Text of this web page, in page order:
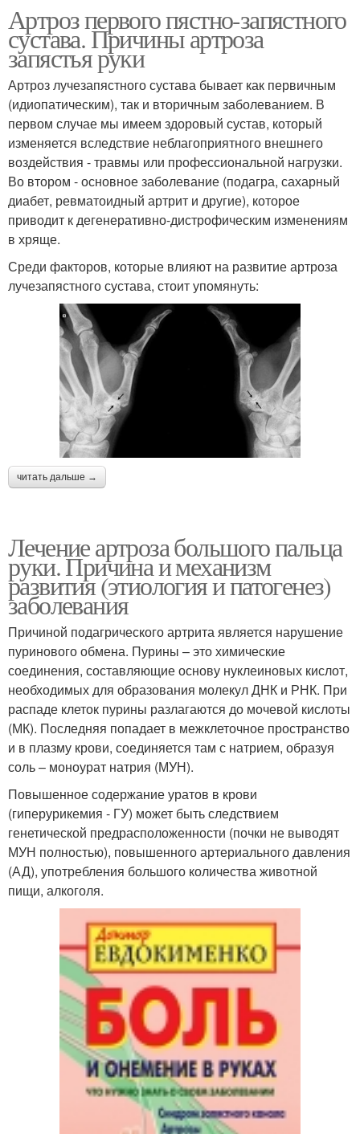
Артроз первого пястно-запястного
сустава. Причины артроза
запястья руки
Артроз лучезапястного сустава бывает как первичным
(идиопатическим), так и вторичным заболеванием. В
первом случае мы имеем здоровый сустав, который
изменяется вследствие неблагоприятного внешнего
воздействия - травмы или профессиональной нагрузки.
Во втором - основное заболевание (подагра, сахарный
диабет, ревматоидный артрит и другие), которое
приводит к дегенеративно-дистрофическим изменениям
в хряще.
Среди факторов, которые влияют на развитие артроза
лучезапястного сустава, стоит упомянуть:
читать дальше →
Лечение артроза большого пальца
руки. Причина и механизм
развития (этиология и патогенез)
заболевания
Причиной подагрического артрита является нарушение
пуринового обмена. Пурины – это химические
соединения, составляющие основу нуклеиновых кислот,
необходимых для образования молекул ДНК и РНК. При
распаде клеток пурины разлагаются до мочевой кислоты
(МК). Последняя попадает в межклеточное пространство
и в плазму крови, соединяется там с натрием, образуя
соль – моноурат натрия (МУН).
Повышенное содержание уратов в крови
(гиперурикемия - ГУ) может быть следствием
генетической предрасположенности (почки не выводят
МУН полностью), повышенного артериального давления
(АД), употребления большого количества животной
пищи, алкоголя.